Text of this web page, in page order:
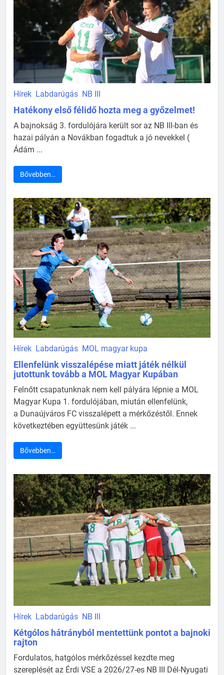
Hírek Labdarúgás NB III
Hatékony első félidő hozta meg a győzelmet!
A bajnokság 3. fordulójára került sor az NB III-ban és
hazai pályán a Novákban fogadtuk a jó nevekkel (
Ádám ...
Bővebben…
Hírek Labdarúgás MOL magyar kupa
Ellenfelünk visszalépése miatt játék nélkül
jutottunk tovább a MOL Magyar Kupában
Felnőtt csapatunknak nem kell pályára lépnie a MOL
Magyar Kupa 1. fordulójában, miután ellenfelünk,
a Dunaújváros FC visszalépett a mérkőzéstől. Ennek
következtében együttesünk játék ...
Bővebben…
Hírek Labdarúgás NB III
Kétgólos hátrányból mentettünk pontot a bajnoki
rajton
Fordulatos, hatgólos mérkőzéssel kezdte meg
szereplését az Érdi VSE a 2026/27-es NB III Dél-Nyugati